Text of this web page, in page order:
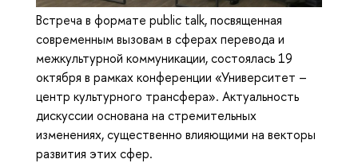
Встреча в формате public talk, посвященная
современным вызовам в сферах перевода и
межкультурной коммуникации, состоялась 19
октября в рамках конференции «Университет –
центр культурного трансфера». Актуальность
дискуссии основана на стремительных
изменениях, существенно влияющими на векторы
развития этих сфер.